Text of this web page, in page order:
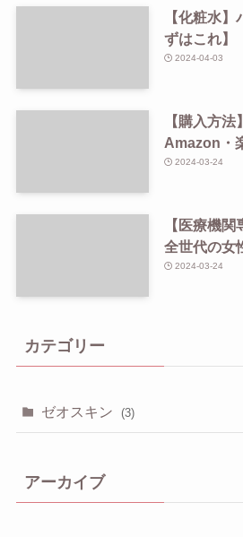
【化粧水
ずはこれ】
2024-04-03
【購入方
Amazon・
2024-03-24
【医療機
全世代の女
2024-03-24
カテゴリー
ゼオスキン (3)
アーカイブ